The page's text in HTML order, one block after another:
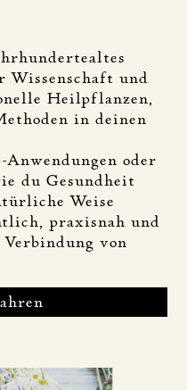
Wissenschaft und
Heilpflanzen,
in deinen
oder
du Gesundheit
Weise
praxisnah und
von